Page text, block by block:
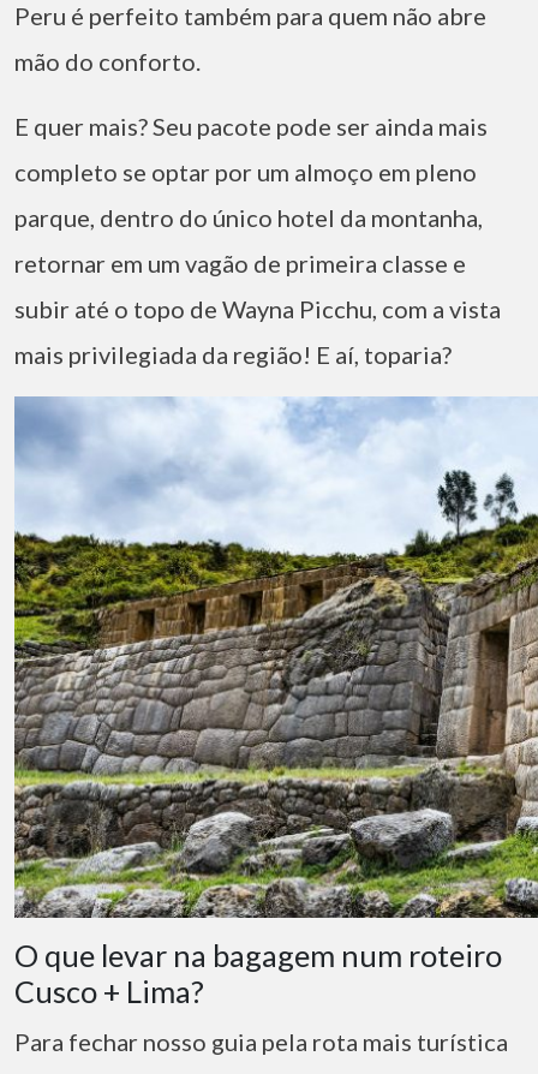
Peru é perfeito também para quem não abre
mão do conforto.
E quer mais? Seu pacote pode ser ainda mais
completo se optar por um almoço em pleno
parque, dentro do único hotel da montanha,
retornar em um vagão de primeira classe e
subir até o topo de Wayna Picchu, com a vista
mais privilegiada da região! E aí, toparia?
O que levar na bagagem num roteiro
Cusco + Lima?
Para fechar nosso guia pela rota mais turística